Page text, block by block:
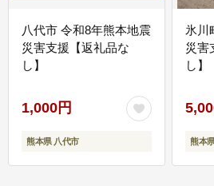
八代市 令和8年熊本地震
災害支援【返礼品な
し】
1,000円
熊本県 八代市
氷川
災害
し】
熊本